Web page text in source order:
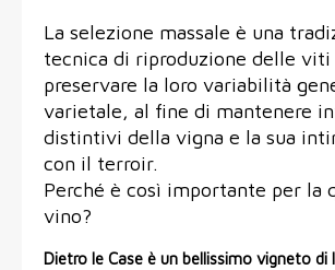
La selezione massale è una
tecnica di riproduzione delle viti
preservare la loro variabilità
varietale, al fine di mantenere
distintivi della vigna e la sua
con il terroir.
Perché è così importante per la
vino?
Dietro le Case è un bellissimo vigneto